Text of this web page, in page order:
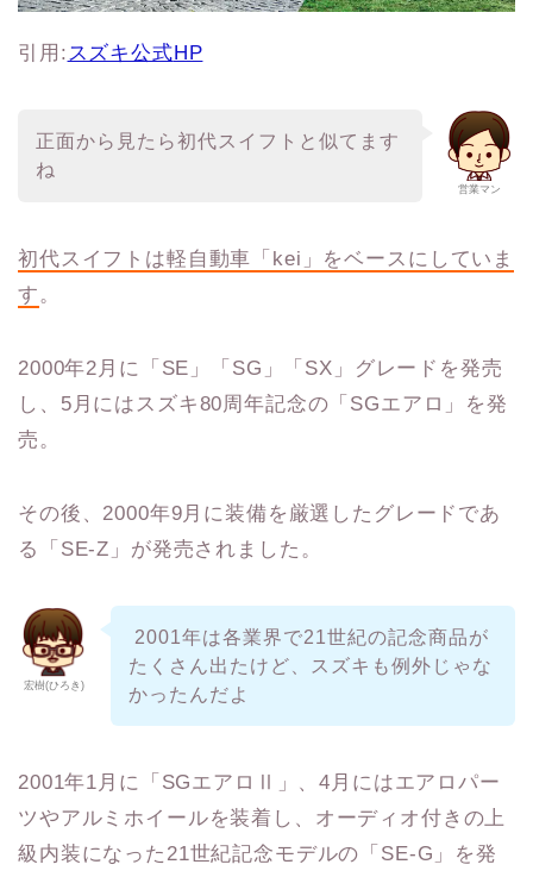
引用:スズキ公式HP
営業マン
正面から見たら初代スイフトと似てます
ね
初代スイフトは軽自動車「 kei 」をベースにしていま
す 。
2000年2月に「SE」「SG」「SX」グレードを発売
し、5月にはスズキ80周年記念の「SGエアロ」を発
売。
その後、2000年9月に装備を厳選したグレードであ
る「SE-Z」が発売されました。
宏樹(ひろき)
2001年は各業界で21世紀の記念商品が
たくさん出たけど、スズキも例外じゃな
かったんだよ
2001年1月に「SGエアロⅡ」、4月にはエアロパー
ツやアルミホイールを装着し、オーディオ付きの上
級内装になった21世紀記念モデルの「SE-G」を発